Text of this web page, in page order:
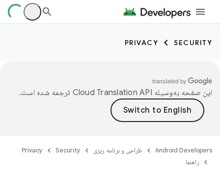
SECURITY
PRIVACY
این صفحه به‌وسیله ترجمه شده است.
Android Developers طراحی و برنامه ریزی Security
Privacy
راهنما